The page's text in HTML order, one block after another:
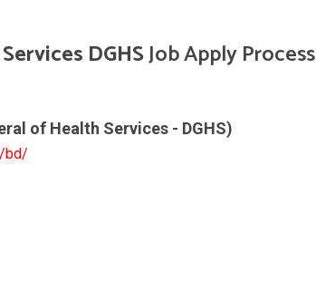
DGHSJob Apply Process
of Health Services - DGHS)
bd/